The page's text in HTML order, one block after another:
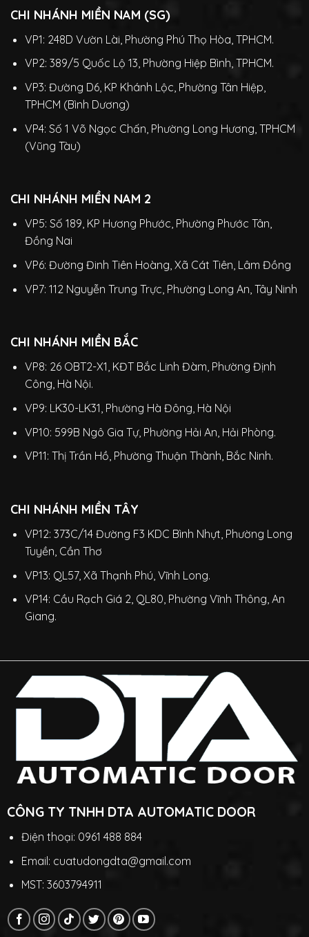
CHI NHÁNH MIỀN NAM (SG)
VP1: 248D Vườn Lài, Phường Phú Thọ Hòa, TPHCM.
VP2: 389/5 Quốc Lộ 13, Phường Hiệp Bình, TPHCM.
VP3: Đường D6, KP Khánh Lộc, Phường Tân Hiệp,
TPHCM (Bình Dương)
VP4: Số 1 Võ Ngọc Chấn, Phường Long Hương, TPHCM
(Vũng Tàu)
CHI NHÁNH MIỀN NAM 2
VP5: Số 189, KP Hương Phước, Phường Phước Tân,
Đồng Nai
VP6: Đường Đinh Tiên Hoàng, Xã Cát Tiên, Lâm Đồng
VP7: 112 Nguyễn Trung Trực, Phường Long An, Tây Ninh
CHI NHÁNH MIỀN BẮC
VP8: 26 OBT2-X1, KĐT Bắc Linh Đàm, Phường Định
Công, Hà Nội.
VP9: LK30-LK31, Phường Hà Đông, Hà Nội
VP10: 599B Ngô Gia Tự, Phường Hải An, Hải Phòng.
VP11: Thị Trần Hồ, Phường Thuận Thành, Bắc Ninh.
CHI NHÁNH MIỀN TÂY
VP12: 373C/14 Đường F3 KDC Bình Nhựt, Phường Long
Tuyền, Cần Thơ
VP13: QL57, Xã Thạnh Phú, Vĩnh Long.
VP14: Cầu Rạch Giá 2, QL80, Phường Vĩnh Thông, An
Giang.
CÔNG TY TNHH DTA AUTOMATIC DOOR
Điện thoại: 0961 488 884
Email: cuatudongdta@gmail.com
MST: 3603794911